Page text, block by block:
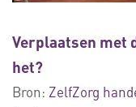
Verplaatsen met
het?
Bron: ZelfZorg